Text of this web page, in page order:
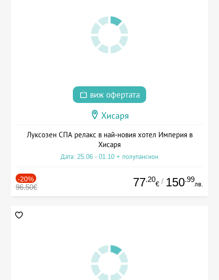
виж офертата
Хисаря
Луксозен СПА релакс в най-новия хотел Империя в
Хисаря
Дата: 25.06 - 01.10 + полупансион
-20%
96.50€ 77.20
€ / 150.99
лв.